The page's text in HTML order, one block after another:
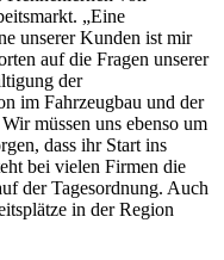
„Eine
unserer Kunden ist mir
auf die Fragen unserer
der
im Fahrzeugbau und der
müssen uns ebenso um
dass ihr Start ins
bei vielen Firmen die
der Tagesordnung. Auch
in der Region